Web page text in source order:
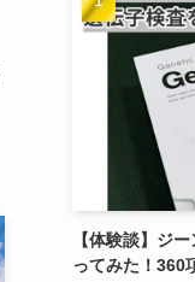
【体験談】ジ
ってみた！360